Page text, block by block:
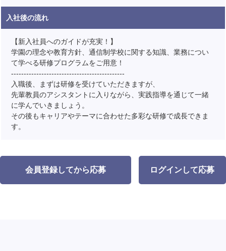
入社後の流れ
【新入社員へのガイドが充実！】
学園の理念や教育方針、通信制学校に関する知識、業務につい
て学べる研修プログラムをご用意！
---------------------------------------------
入職後、まずは研修を受けていただきますが、
先輩教員のアシスタントに入りながら、実践指導を通じて一緒
に学んでいきましょう。
その後もキャリアやテーマに合わせた多彩な研修で成長できま
す。
会員登録してから応募 ログインして応募